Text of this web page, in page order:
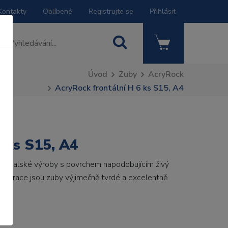
Oblíbené Registrujte se Přihlásit
Úvod Zuby
AcryRock
AcryRock frontální H 6 ks S15, A4
S15, A4
italské výroby s povrchem napodobujícím živý
jsou zuby výjimečně tvrdé a excelentně